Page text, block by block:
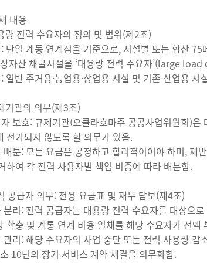
내용
량 전력 수요자의 정의 및 범위(제2조)
단일 계동 연계점을 기준으로, 시설별 또는 합산
자산 채굴시설을 ‘대용량 전력 수요자’(large
일반 주거용·농업용·상업용 시설 및 기존 산업용
기관의 의무(제3조)
보호: 규제기관(오클라호마주 공공사업위원회)
전가되지 않도록 할 의무가 있음.
배분: 모든 요금은 공정하고 합리적이어야 하며,
하여 각 전력 사용자별 책임 비중에 따라 배분함.
공급자 의무: 전용 요금표 및 재무 담보(제4조)
분리: 전력 공급자는 대용량 전력 수요자를 대상으
확충 및 계통 연계 비용 일체를 해당 수요자가 전액
관리: 해당 수요자의 사업 중단 또는 전력 사용량
10년의 장기 서비스 계약 체결을 의무화함.